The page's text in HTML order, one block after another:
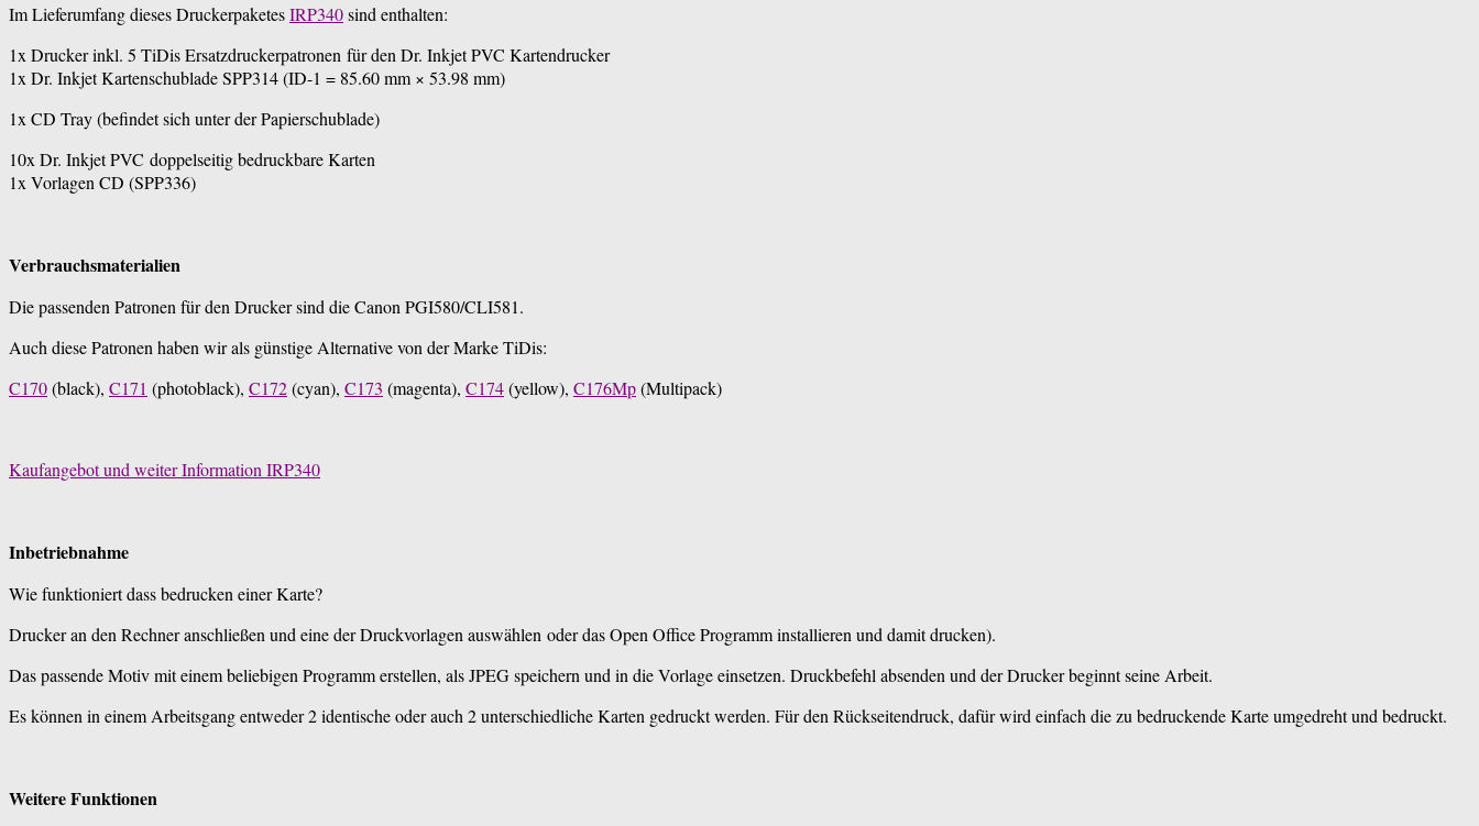
Im Lieferumfang dieses DruckerpaketesIRP340sind enthalten:
1x Drucker inkl. 5 TiDis Ersatzdruckerpatronen für den Dr. Inkjet PVC Kartendrucker
1x Dr. Inkjet Kartenschublade SPP314 (ID-1 = 85.60 mm × 53.98 mm)
1x CD Tray (befindet sich unter der Papierschublade)
10x Dr. Inkjet PVC doppelseitig bedruckbare Karten
1x Vorlagen CD (SPP336)
Verbrauchsmaterialien
Die passenden Patronen für den Drucker sind die Canon PGI580/CLI581.
Auch diese Patronen haben wir als günstige Alternative von der Marke TiDis:
C170(black), C171 (photoblack), C172(cyan), C173 (magenta), C174(yellow), C176Mp(Multipack)
Kaufangebot und weiter Information IRP340
Inbetriebnahme
Wie funktioniert dass bedrucken einer Karte?
Drucker an den Rechner anschließen und eine der Druckvorlagen auswählen oder das Open Office Programm installieren und damit drucken).
Das passende Motiv mit einem beliebigen Programm erstellen, als JPEG speichern und in die Vorlage einsetzen. Druckbefehl absenden und der Drucker beginnt seine Arbeit.
Es können in einem Arbeitsgang entweder 2 identische oder auch 2 unterschiedliche Karten gedruckt werden. Für den Rückseitendruck, dafür wird einfach die zu bedruckende Karte umgedreht und bedruckt.
Weitere Funktionen